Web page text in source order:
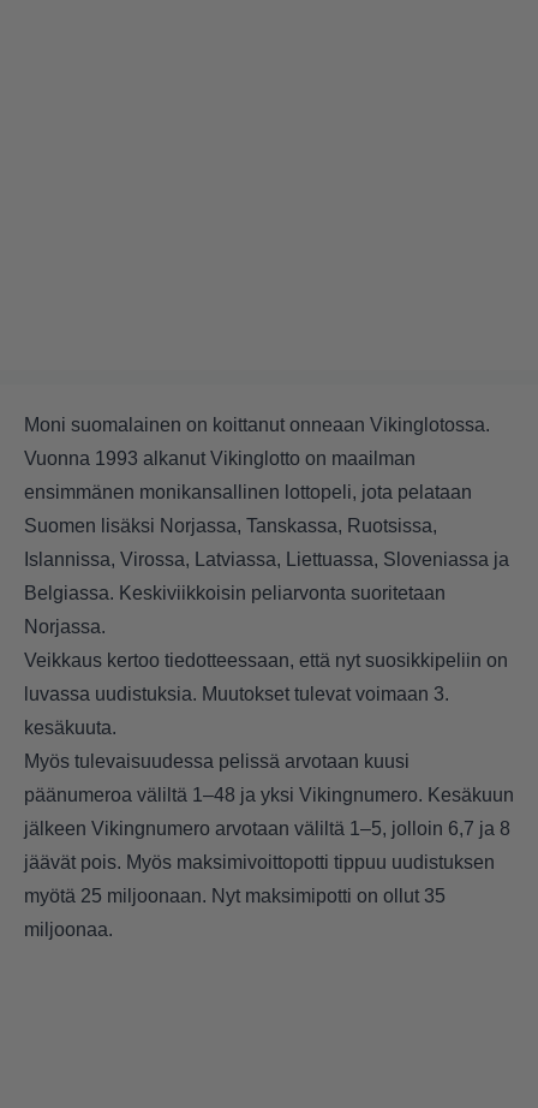
Moni suomalainen on koittanut onneaan Vikinglotossa.
Vuonna 1993 alkanut Vikinglotto on maailman
ensimmänen monikansallinen lottopeli, jota pelataan
Suomen lisäksi Norjassa, Tanskassa, Ruotsissa,
Islannissa, Virossa, Latviassa, Liettuassa, Sloveniassa ja
Belgiassa. Keskiviikkoisin peliarvonta suoritetaan
Norjassa.
Veikkaus kertoo tiedotteessaan, että nyt suosikkipeliin on
luvassa uudistuksia. Muutokset tulevat voimaan 3.
kesäkuuta.
Myös tulevaisuudessa pelissä arvotaan kuusi
päänumeroa väliltä 1–48 ja yksi Vikingnumero. Kesäkuun
jälkeen Vikingnumero arvotaan väliltä 1–5, jolloin 6,7 ja 8
jäävät pois. Myös maksimivoittopotti tippuu uudistuksen
myötä 25 miljoonaan. Nyt maksimipotti on ollut 35
miljoonaa.